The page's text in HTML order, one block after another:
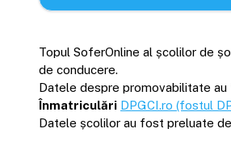
Topul SoferOnline al școlilor de
de conducere.
Datele despre promovabilitate
Înmatriculări DPGCI.ro (fostul
Datele școlilor au fost preluate